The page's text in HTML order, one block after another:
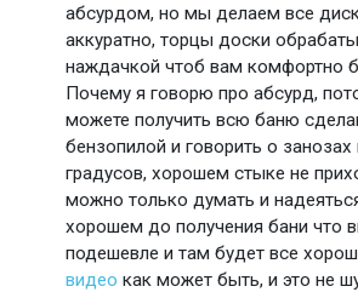
абсурдом, но мы делаем все
аккуратно, торцы доски
наждачкой чтоб вам комфортно
Почему я говорю про абсурд,
можете получить всю баню
бензопилой и говорить о занозах
градусов, хорошем стыке не
можно только думать и
хорошем до получения бани что
подешевле и там будет все
видео как может быть, и это не